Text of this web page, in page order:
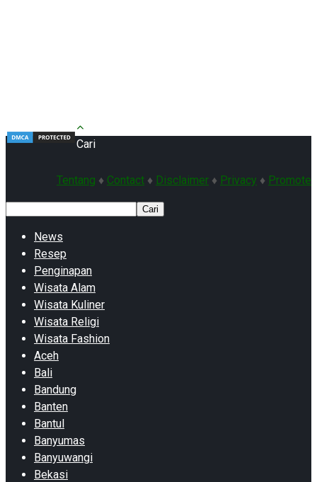
Tentang ♦ Contact ♦ Disclaimer ♦ Privacy ♦ Promote
Cari
Cari
News
Resep
Penginapan
Wisata Alam
Wisata Kuliner
Wisata Religi
Wisata Fashion
Aceh
Bali
Bandung
Banten
Bantul
Banyumas
Banyuwangi
Bekasi